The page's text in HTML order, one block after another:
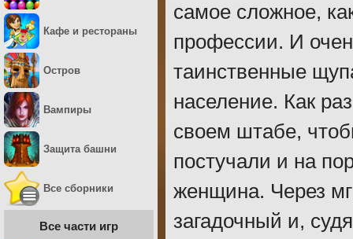
самое сложное,
профессии. И
таинственные
население. Как
своем штабе,
постучали и на
женщина. Через
загадочный и,
Кафе и рестораны
Остров
Вампиры
Защита башни
Все сборники
Все части игр